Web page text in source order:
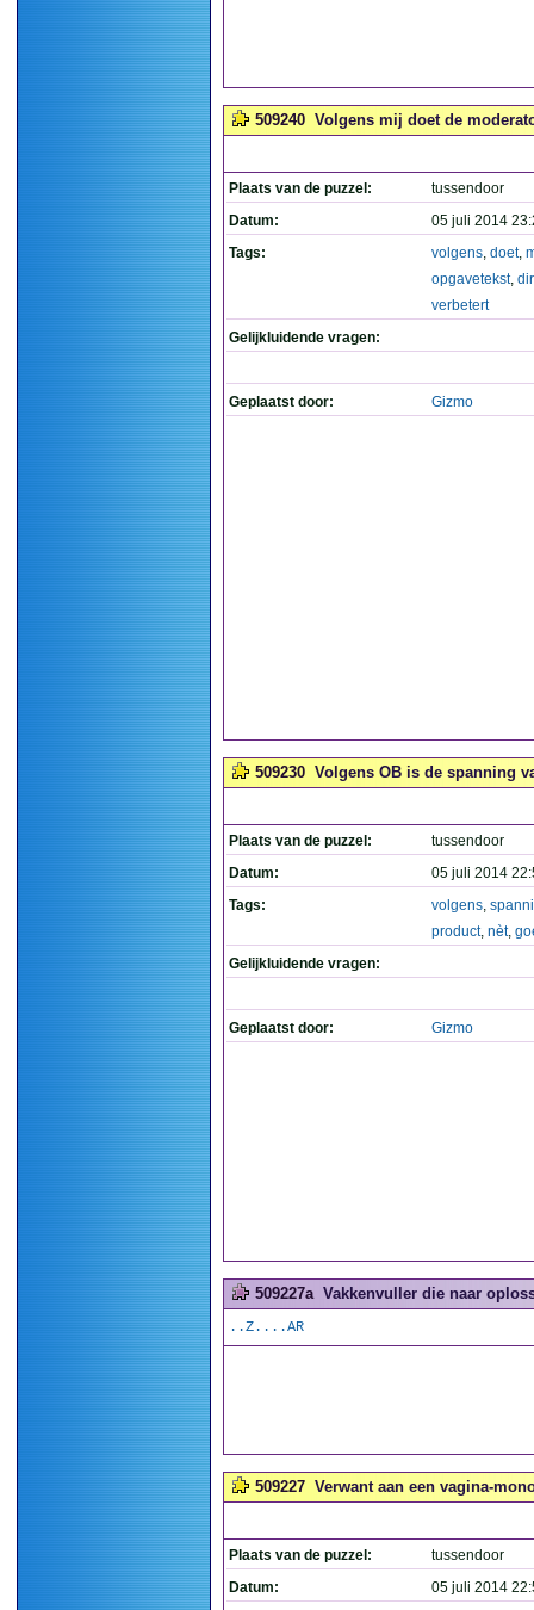
509240 Volgens mij doet de
Plaats van de puzzel:
tussendoor
Datum:
05 juli 2014
Tags:
volgens, doet,
opgavetekst,
verbetert
Gelijkluidende vragen:
Geplaatst door: Gizmo
509230 Volgens OB is de spanning
Plaats van de puzzel:
tussendoor
Datum:
05 juli 2014
Tags:
volgens,
product, nèt,
Gelijkluidende vragen:
Geplaatst door: Gizmo
509227a Vakkenvuller die naar
..Z....AR
509227 Verwant aan een vagina-
Plaats van de puzzel:
tussendoor
Datum:
05 juli 2014